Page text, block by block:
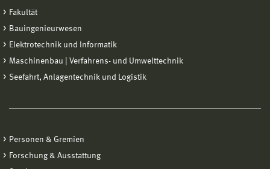
Fakultät
Bauingenieurwesen
Elektrotechnik und Informatik
Maschinenbau | Verfahrens- und Umwelttechnik
Seefahrt, Anlagentechnik und Logistik
Personen & Gremien
Forschung & Ausstattung